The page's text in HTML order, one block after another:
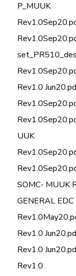
P_MUUK
Rev1.0
UUK
SOMC- MUUK
GENERAL
Rev1.0
Rev1.0
Rev1.0